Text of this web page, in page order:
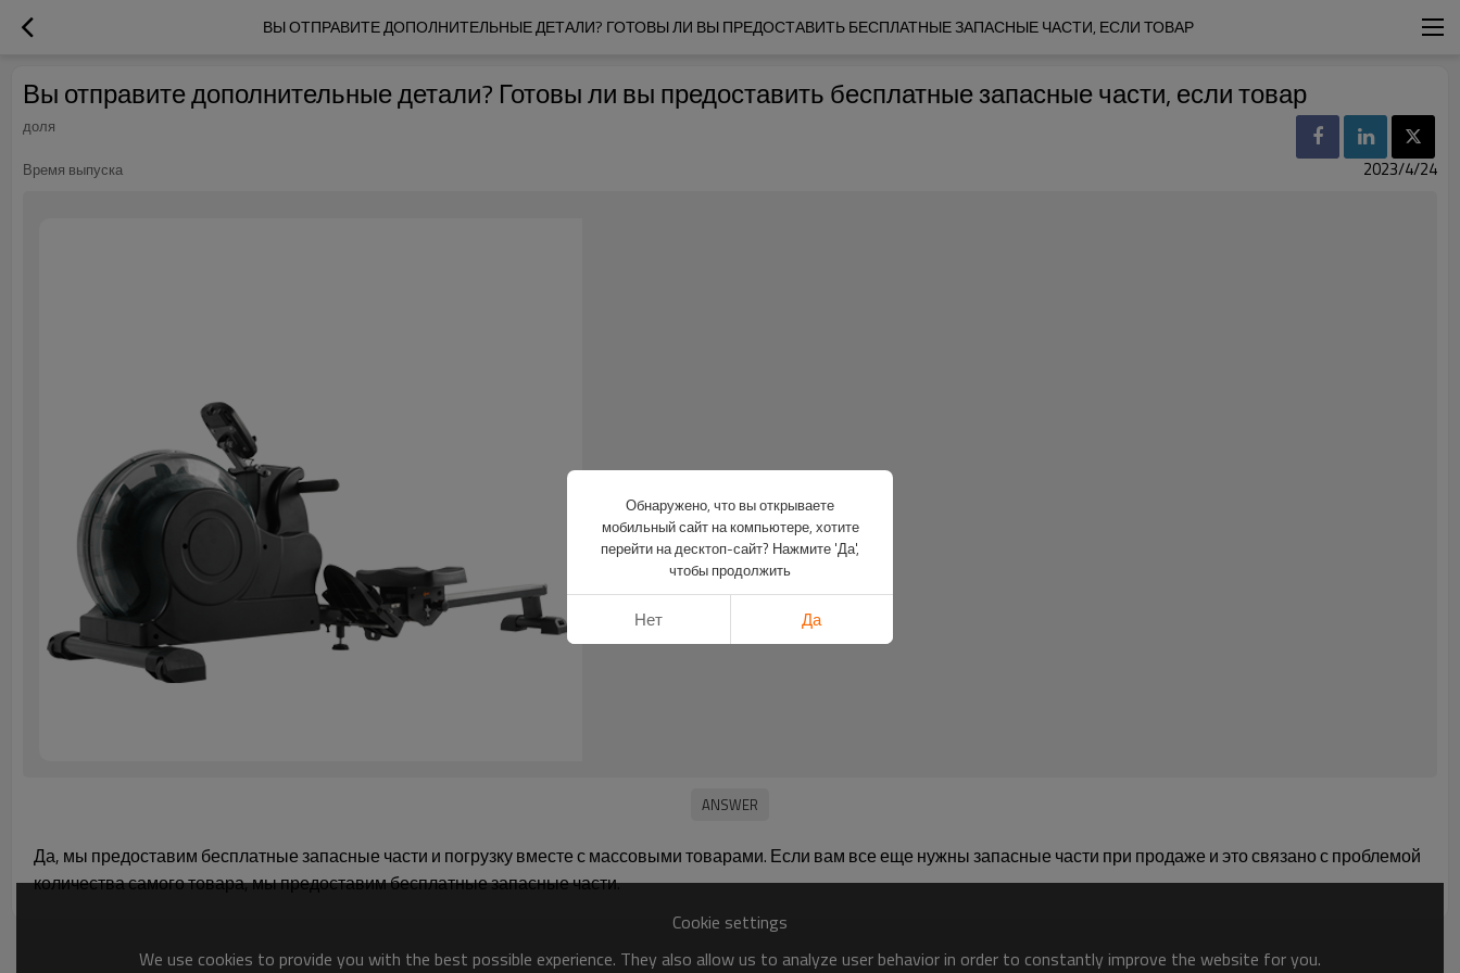
ВЫ ОТПРАВИТЕ ДОПОЛНИТЕЛЬНЫЕ ДЕТАЛИ? ГОТОВЫ ЛИ ВЫ ПРЕДОСТАВИТЬ БЕСПЛАТНЫЕ ЗАПАСНЫЕ ЧАСТИ, ЕСЛИ ТОВАР
Вы отправите дополнительные детали? Готовы ли вы предоставить бесплатные запасные части, если товар
доля
Время выпуска
2023/4/24
Да, мы предоставим бесплатные запасные части и погрузку вместе с массовыми товарами. Если вам все еще нужны запасные части при продаже и это связано с проблемой
количества самого товара, мы предоставим бесплатные запасные части.
Cookie settings
We use cookies to provide you with the best possible experience. They also allow us to analyze user behavior in order to constantly improve the website for you.
Обнаружено, что вы открываете
мобильный сайт на компьютере, хотите
перейти на десктоп-сайт? Нажмите 'Да',
чтобы продолжить
Нет Да